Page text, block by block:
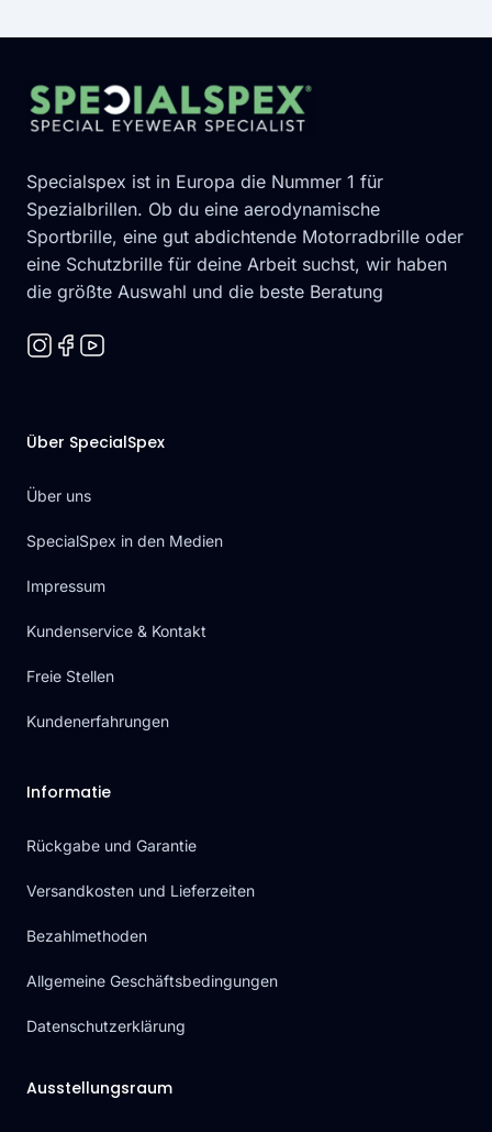
Specialspex ist in Europa die Nummer 1 für
Spezialbrillen. Ob du eine aerodynamische
Sportbrille, eine gut abdichtende Motorradbrille oder
eine Schutzbrille für deine Arbeit suchst, wir haben
die größte Auswahl und die beste Beratung
Über SpecialSpex
Über uns
SpecialSpex in den Medien
Impressum
Kundenservice & Kontakt
Freie Stellen
Kundenerfahrungen
Informatie
Rückgabe und Garantie
Versandkosten und Lieferzeiten
Bezahlmethoden
Allgemeine Geschäftsbedingungen
Datenschutzerklärung
Ausstellungsraum